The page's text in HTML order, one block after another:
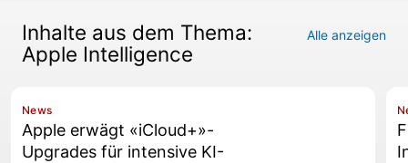
Inhalte aus dem Thema:
Apple Intelligence
Alle anzeigen
News
Apple erwägt «iCloud+»-
Upgrades für intensive KI-